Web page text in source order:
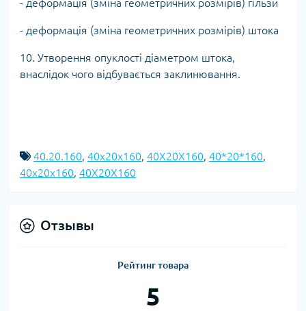
- деформація (зміна геометричних розмірів) гільзи
- деформація (зміна геометричних розмірів) штока
10. Утворення опуклості діаметром штока,
внаслідок чого відбувається заклинювання.
40.20.160, 40x20x160, 40X20X160, 40*20*160,
40х20х160, 40Х20Х160
Отзывы
Рейтинг товара
5